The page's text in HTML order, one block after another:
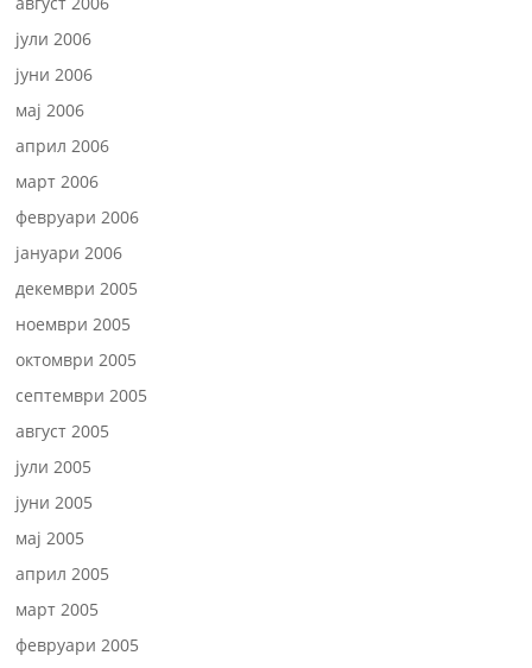
јули 2006
јуни 2006
мај 2006
април 2006
март 2006
февруари 2006
јануари 2006
декември 2005
ноември 2005
октомври 2005
септември 2005
август 2005
јули 2005
јуни 2005
мај 2005
април 2005
март 2005
февруари 2005